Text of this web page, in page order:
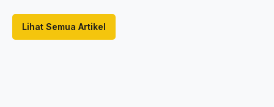
Lihat Semua Artikel